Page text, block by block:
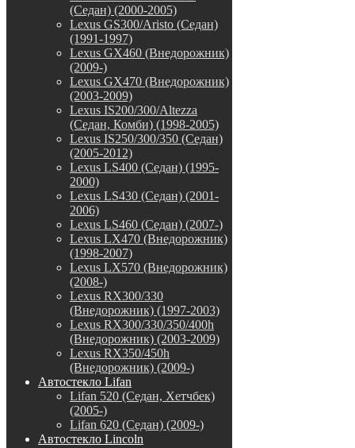
(Седан) (2000-2005)
Lexus GS300/Aristo (Седан)
(1991-1997)
Lexus GX460 (Внедорожник)
(2009-)
Lexus GX470 (Внедорожник)
(2003-2009)
Lexus IS200/300/Altezza
(Седан, Комби) (1998-2005)
Lexus IS250/300/350 (Седан)
(2005-2012)
Lexus LS400 (Седан) (1995-
2000)
Lexus LS430 (Седан) (2001-
2006)
Lexus LS460 (Седан) (2007-)
Lexus LX470 (Внедорожник)
(1998-2007)
Lexus LX570 (Внедорожник)
(2008-)
Lexus RX300/330
(Внедорожник) (1997-2003)
Lexus RX300/330/350/400h
(Внедорожник) (2003-2009)
Lexus RX350/450h
(Внедорожник) (2009-)
Автостекло Lifan
Lifan 520 (Седан, Хетчбек)
(2005-)
Lifan 620 (Седан) (2009-)
Автостекло Lincoln